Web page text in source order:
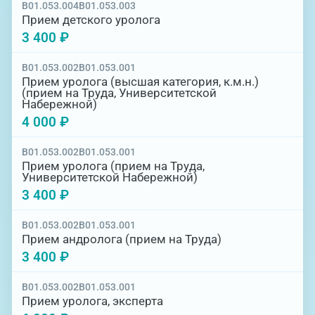
B01.053.004B01.053.003
Прием детского уролога
3 400 ₽
B01.053.002B01.053.001
Прием уролога (высшая категория, к.м.н.)
(прием на Труда, Университетской
Набережной)
4 000 ₽
B01.053.002B01.053.001
Прием уролога (прием на Труда,
Университетской Набережной)
3 400 ₽
B01.053.002B01.053.001
Прием андролога (прием на Труда)
3 400 ₽
B01.053.002B01.053.001
Прием уролога, эксперта